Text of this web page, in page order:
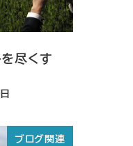
尽くす
ブログ関連